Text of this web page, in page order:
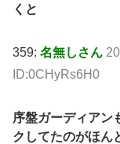
くと
359: 名無しさん
ID:0CHyRs6H0
序盤ガーディアン
クしてたのがほん